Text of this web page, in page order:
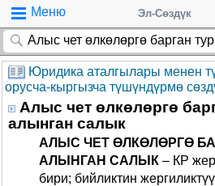
Меню Эл-Сөздүк
Юридика аталгылары менен
орусча-кыргызча түшүндүрмө
Алыс чет өлкөлөргө
алынган салык
АЛЫС ЧЕТ ӨЛКӨЛӨРГӨ
АЛЫНГАН САЛЫК – КР
бири; бийликтин